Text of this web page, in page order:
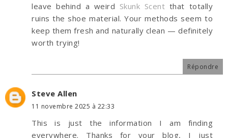
leave behind a weird Skunk Scent that totally
ruins the shoe material. Your methods seem to
keep them fresh and naturally clean — definitely
worth trying!
Répondre
Steve Allen
11 novembre 2025 à 22:33
This is just the information I am finding
everywhere. Thanks for your blog, I just